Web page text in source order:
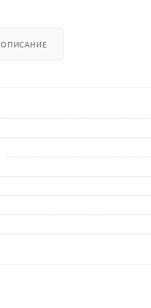
ОПИСАНИЕ